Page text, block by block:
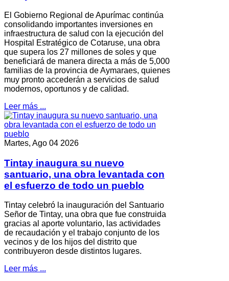
El Gobierno Regional de Apurímac continúa
consolidando importantes inversiones en
infraestructura de salud con la ejecución del
Hospital Estratégico de Cotaruse, una obra
que supera los 27 millones de soles y que
beneficiará de manera directa a más de 5,000
familias de la provincia de Aymaraes, quienes
muy pronto accederán a servicios de salud
modernos, oportunos y de calidad.
Leer más ...
Martes, Ago 04 2026
Tintay inaugura su nuevo
santuario, una obra levantada con
el esfuerzo de todo un pueblo
Tintay celebró la inauguración del Santuario
Señor de Tintay, una obra que fue construida
gracias al aporte voluntario, las actividades
de recaudación y el trabajo conjunto de los
vecinos y de los hijos del distrito que
contribuyeron desde distintos lugares.
Leer más ...